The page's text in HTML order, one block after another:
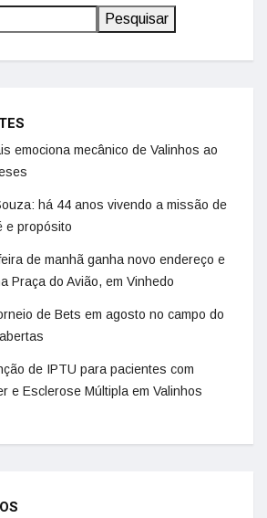
Pesquisar
emociona mecânico de Valinhos ao
há 44 anos vivendo a missão de
e propósito
de manhã ganha novo endereço e
Praça do Avião, em Vinhedo
de Bets em agosto no campo do
de IPTU para pacientes com
e Esclerose Múltipla em Valinhos